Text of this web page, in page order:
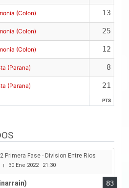
PTS
(Colon) 13
(Colon) 25
(Colon) 12
(Parana) 8
(Parana) 21
PTS
Primera Fase - Division Entre Rios
| 30 Ene 2022 21:30
83